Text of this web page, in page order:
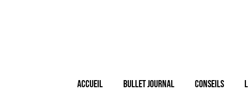
Accueil Bullet Journal Conseils